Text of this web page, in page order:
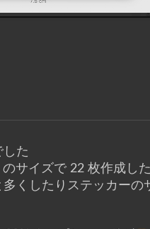
した
サイズで 22 枚作成し
くしたりステッカー